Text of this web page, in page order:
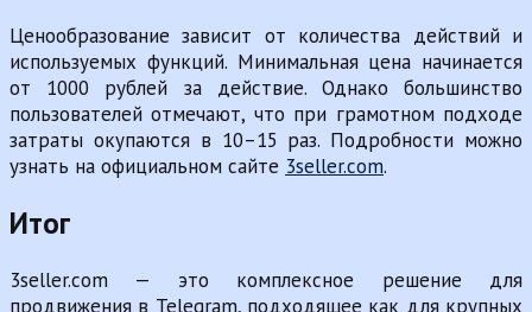
Ценообразование зависит от количества действий и
используемых функций. Минимальная цена начинается
от 1000 рублей за действие. Однако большинство
пользователей отмечают, что при грамотном подходе
затраты окупаются в 10–15 раз. Подробности можно
узнать на официальном сайте 3seller.com.
Итог
3seller.com — это комплексное решение для
продвижения в Telegram, подходящее как для крупных